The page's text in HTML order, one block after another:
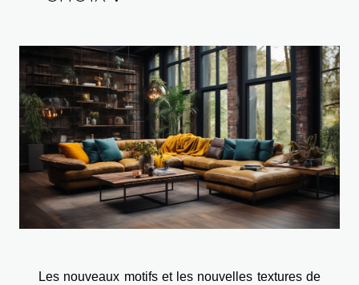
Les nouveaux motifs et les nouvelles textures de